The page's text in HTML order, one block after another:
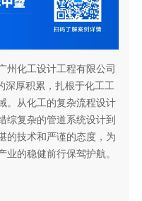
州化工设计工程有限公司
深厚积累，扎根于化工工
。从化工的复杂流程设计
综复杂的管道系统设计到
的技术和严谨的态度，为
的稳健前行保驾护航。